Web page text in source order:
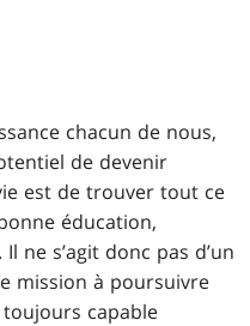
chacun de nous,
de devenir
est de trouver tout ce
éducation,
ne s’agit donc pas d’un
mission à poursuivre
capable